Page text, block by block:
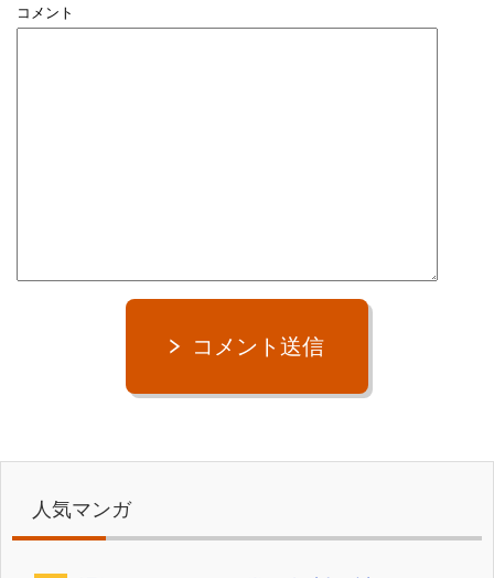
コメント
コメント送信
人気マンガ